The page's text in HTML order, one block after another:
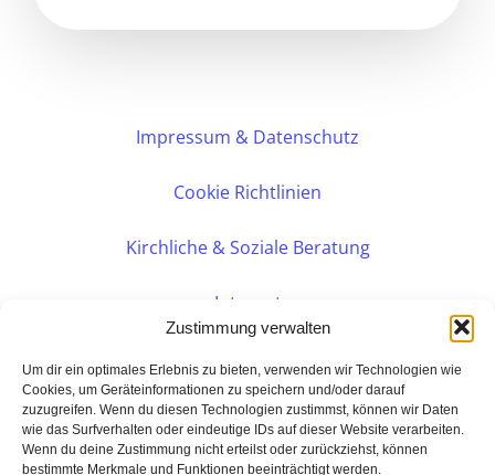
Zustimmung verwalten
Um dir ein optimales Erlebnis zu bieten, verwenden wir Technologien wie
Cookies, um Geräteinformationen zu speichern und/oder darauf
zuzugreifen. Wenn du diesen Technologien zustimmst, können wir Daten
wie das Surfverhalten oder eindeutige IDs auf dieser Website verarbeiten.
Wenn du deine Zustimmung nicht erteilst oder zurückziehst, können
bestimmte Merkmale und Funktionen beeinträchtigt werden.
Impressum & Datenschutz
Cookie Richtlinien
Kirchliche & Soziale Beratung
Intranet
PERSÖNLICHE BERATUNG